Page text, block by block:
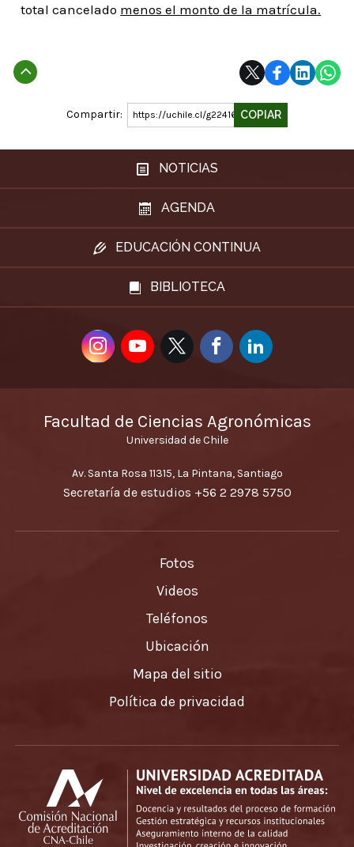
total cancelado menos el monto de la matrícula.
Subir
Compartir: https://uchile.cl/g224162COPIAR
NOTICIAS
AGENDA
EDUCACIÓN CONTINUA
BIBLIOTECA
Facultad de Ciencias Agronómicas
Universidad de Chile
Av. Santa Rosa 11315, La Pintana, Santiago
Secretaría de estudios +56 2 2978 5750
Fotos
Videos
Teléfonos
Ubicación
Mapa del sitio
Política de privacidad